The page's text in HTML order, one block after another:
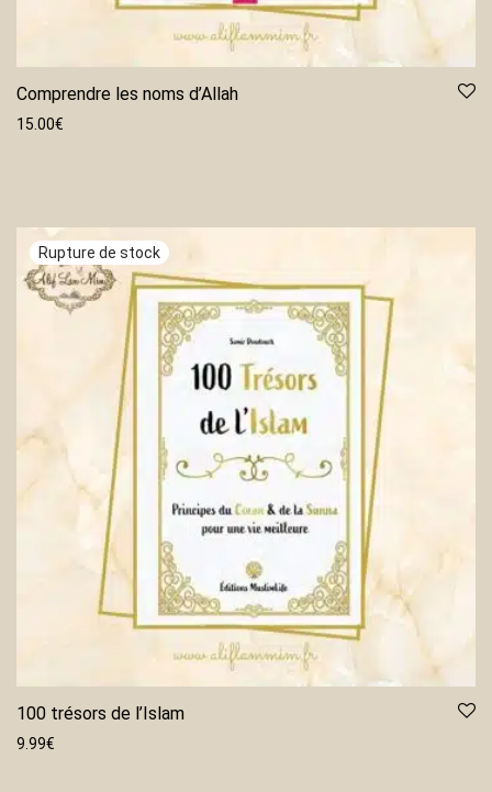
Comprendre les noms d’Allah
15.00€
100 trésors de l’Islam
9.99€